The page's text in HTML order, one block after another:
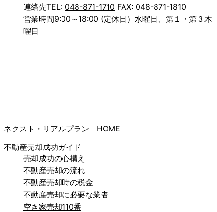
連絡先TEL: 048-871-1710 FAX: 048-871-1810
営業時間9:00～18:00 (定休日）水曜日、第１・第３木
曜日
ネクスト・リアルプラン HOME
不動産売却成功ガイド
売却成功の心構え
不動産売却の流れ
不動産売却時の税金
不動産売却に必要な業者
空き家売却110番